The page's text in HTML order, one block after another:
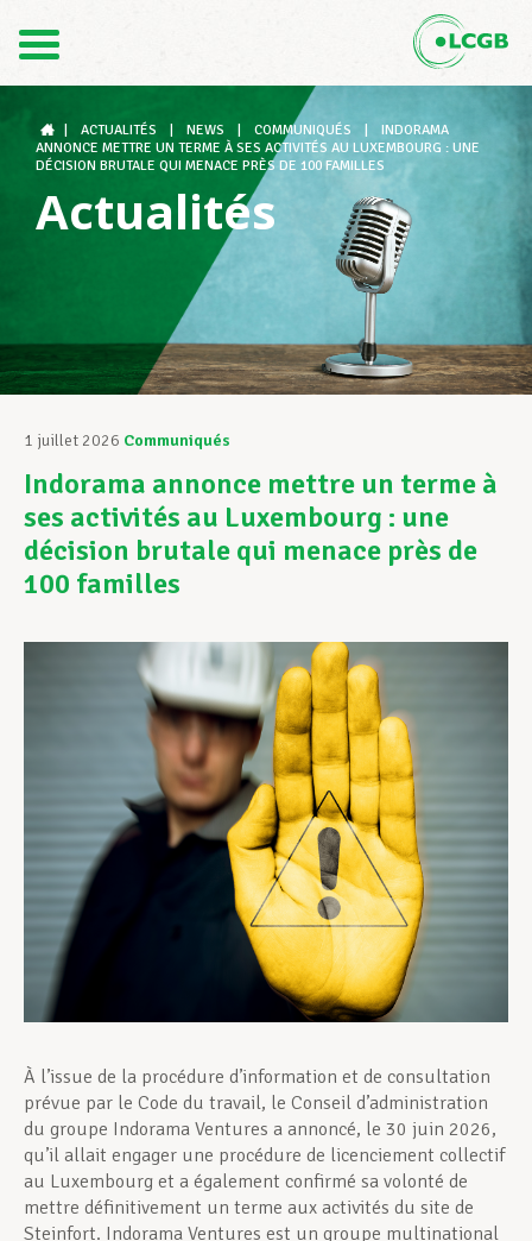
DE
Le LCGB
Structures syndicales
Assistance au Travail
Vos droits
Assistance en vie privée
Développement professionnel
Devenir Membre
Actualités
ACTUALITÉS NEWS COMMUNIQUÉS
INDORAMA
ANNONCE METTRE UN TERME À SES ACTIVITÉS AU LUXEMBOURG : UNE
DÉCISION BRUTALE QUI MENACE PRÈS DE 100 FAMILLES
Actualités
1 juillet 2026 Communiqués
Indorama annonce mettre un terme à
ses activités au Luxembourg : une
décision brutale qui menace près de
100 familles
À l’issue de la procédure d’information et de consultation
prévue par le Code du travail, le Conseil d’administration
du groupe Indorama Ventures a annoncé, le 30 juin 2026,
qu’il allait engager une procédure de licenciement collectif
au Luxembourg et a également confirmé sa volonté de
mettre définitivement un terme aux activités du site de
Steinfort. Indorama Ventures est un groupe multinational